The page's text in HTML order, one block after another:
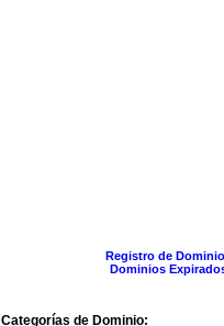
Registro de
Dominios
Categorías de Dominio: